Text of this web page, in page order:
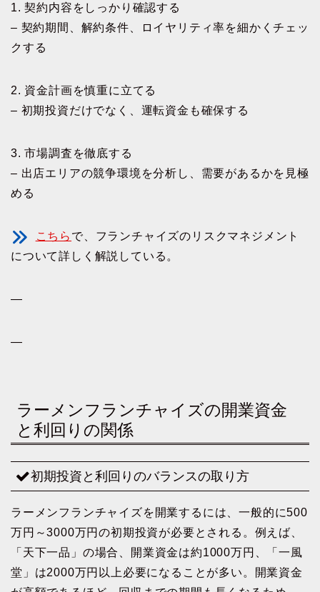
1. 契約内容をしっかり確認する
– 契約期間、解約条件、ロイヤリティ率を細かくチェッ
クする
2. 資金計画を慎重に立てる
– 初期投資だけでなく、運転資金も確保する
3. 市場調査を徹底する
– 出店エリアの競争環境を分析し、需要があるかを見極
める
こちら で、フランチャイズのリスクマネジメント
について詳しく解説している。
—
—
ラーメンフランチャイズの開業資金
と利回りの関係
初期投資と利回りのバランスの取り方
ラーメンフランチャイズを開業するには、一般的に500
万円～3000万円の初期投資が必要とされる。例えば、
「天下一品」の場合、開業資金は約1000万円、「一風
堂」は2000万円以上必要になることが多い。開業資金
ホーム